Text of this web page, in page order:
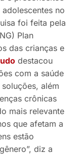
no
foi feita pela
Plan
das crianças e
destacou
com a saúde
além
crônicas
mais relevante
que afetam a
estão
diz a